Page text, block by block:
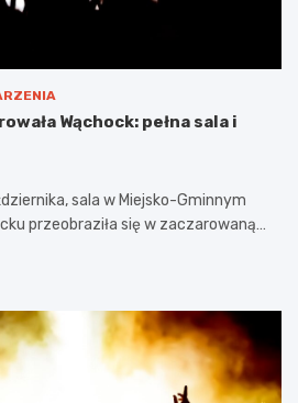
Wąchock: pełna sala i
sala w Miejsko-Gminnym
przeobraziła się w zaczarowaną…